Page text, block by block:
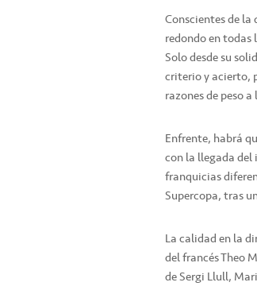
Conscientes de
redondo en todas
Solo desde su
criterio y acierto,
razones de peso
Enfrente, habrá
con la llegada
franquicias
Supercopa, tras
La calidad en la
del francés Theo
de Sergi Llull,